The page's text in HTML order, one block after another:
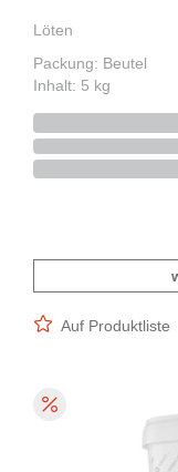
Löten
Packung: Beutel
Inhalt: 5 kg
Auf Produktliste